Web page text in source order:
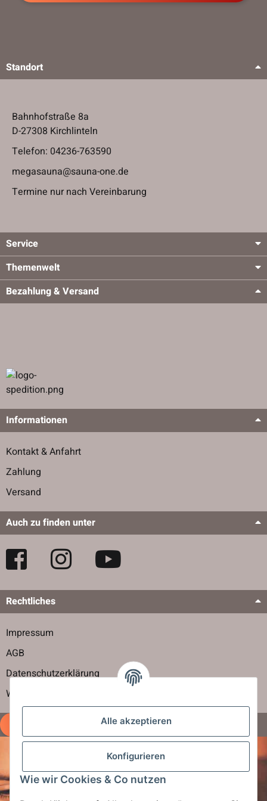
Alle akzeptieren
Konfigurieren
Wie wir Cookies & Co nutzen
Standort
Bahnhofstraße 8a
D-27308 Kirchlinteln
Telefon: 04236-763590
megasauna@sauna-one.de
Termine nur nach Vereinbarung
Service
Themenwelt
Bezahlung & Versand
Informationen
Kontakt & Anfahrt
Zahlung
Versand
Auch zu finden unter
Rechtliches
Impressum
AGB
Datenschutzerklärung
Widerrufsbelehrung
Newsletter abbonieren